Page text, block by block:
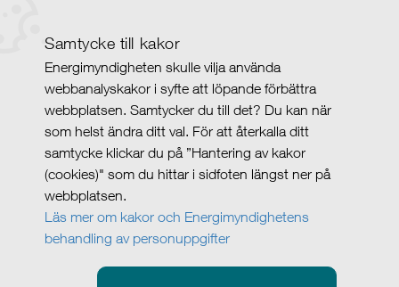
Samtycke till kakor
Energimyndigheten skulle vilja använda
webbanalyskakor i syfte att löpande förbättra
webbplatsen. Samtycker du till det? Du kan när
som helst ändra ditt val. För att återkalla ditt
samtycke klickar du på ”Hantering av kakor
(cookies)" som du hittar i sidfoten längst ner på
webbplatsen.
Läs mer om kakor och Energimyndighetens
behandling av personuppgifter